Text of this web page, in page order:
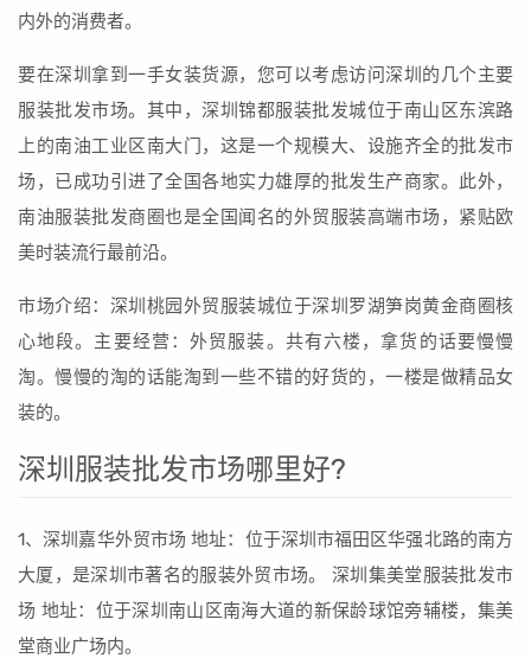
内外的消费者。
要在深圳拿到一手女装货源，您可以考虑访问深圳的几个主要
服装批发市场。其中，深圳锦都服装批发城位于南山区东滨路
上的南油工业区南大门，这是一个规模大、设施齐全的批发市
场，已成功引进了全国各地实力雄厚的批发生产商家。此外，
南油服装批发商圈也是全国闻名的外贸服装高端市场，紧贴欧
美时装流行最前沿。
市场介绍：深圳桃园外贸服装城位于深圳罗湖笋岗黄金商圈核
心地段。主要经营：外贸服装。共有六楼，拿货的话要慢慢
淘。慢慢的淘的话能淘到一些不错的好货的，一楼是做精品女
装的。
深圳服装批发市场哪里好?
1、深圳嘉华外贸市场 地址：位于深圳市福田区华强北路的南方
大厦，是深圳市著名的服装外贸市场。 深圳集美堂服装批发市
场 地址：位于深圳南山区南海大道的新保龄球馆旁辅楼，集美
堂商业广场内。